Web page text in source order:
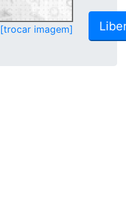
[trocar imagem]